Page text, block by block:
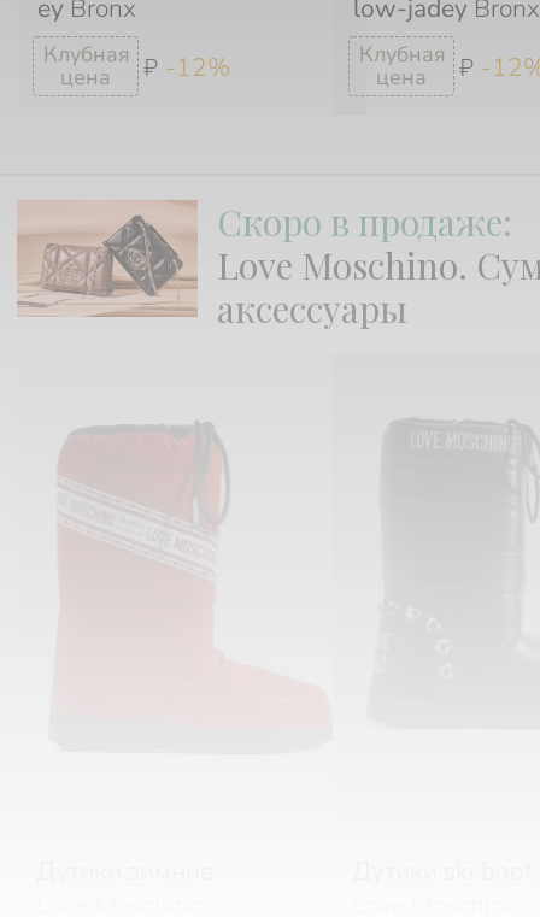
₽ -12%
ey Bronx
₽ -
low-jadey Bronx
Скоро в продаже:
Love Moschino.
аксессуары